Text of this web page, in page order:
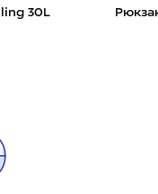
30L